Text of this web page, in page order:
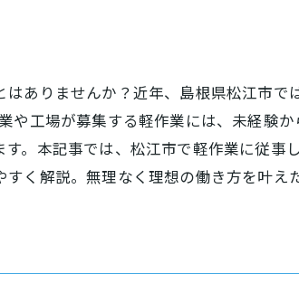
ありませんか？近年、島根県松江市で
工場が募集する軽作業には、未経験
。本記事では、松江市で軽作業に従事
く解説。無理なく理想の働き方を叶え